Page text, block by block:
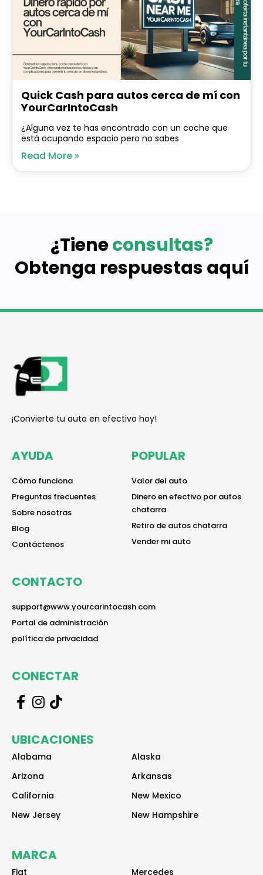
Quick Cash para autos cerca de mí con
YourCarIntoCash
¿Alguna vez te has encontrado con un coche que
está ocupando espacio pero no sabes
Read More »
¿Tieneconsultas?
Obtenga respuestas aquí
¡Convierte tu auto en efectivo hoy!
AYUDA
Cómo funciona
reader
Preguntas frecuentes
reader
Sobre nosotras
reader
Blog
reader
Contáctenos
reader
POPULAR
Valor del auto
reader
Dinero en efectivo por autos
chatarra
reader
Retiro de autos chatarra
reader
Vender mi auto
reader
CONTACTO
support@www.yourcarintocash.com
reader
Portal de administración
reader
política de privacidad
reader
CONECTAR
d
e
d
e
d
e
UBICACIONES
Alabama
Alaska
Arizona
Arkansas
California
New Mexico
New Jersey
New Hampshire
MARCA
Fiat Mercedes